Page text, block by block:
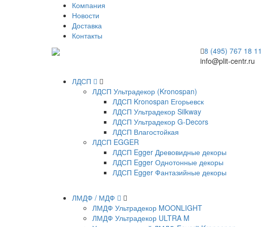
Компания
Новости
Доставка
Контакты
8 (495) 767 18 11
info@plit-centr.ru
ЛДСП
ЛДСП Ультрадекор (Kronospan)
ЛДСП Kronospan Егорьевск
ЛДСП Ультрадекор Silkway
ЛДСП Ультрадекор G-Decors
ЛДСП Влагостойкая
ЛДСП EGGER
ЛДСП Egger Древовидные декоры
ЛДСП Egger Однотонные декоры
ЛДСП Egger Фантазийные декоры
ЛМДФ / МДФ
ЛМДФ Ультрадекор MOONLIGHT
ЛМДФ Ультрадекор ULTRA M